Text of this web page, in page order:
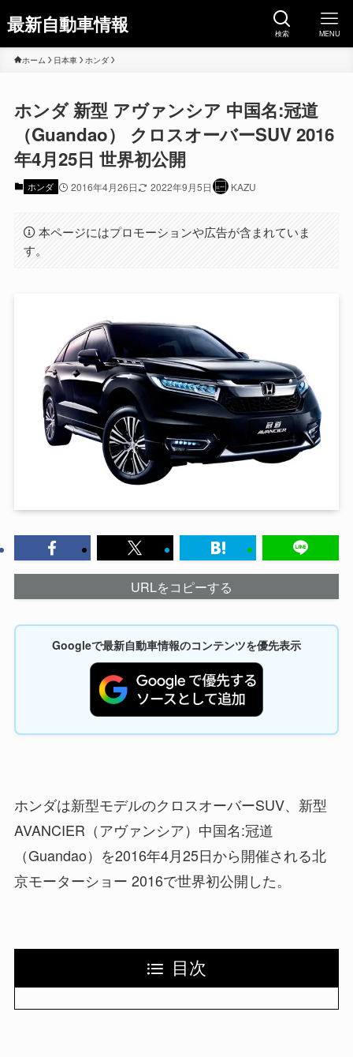
最新自動車情報 検索 MENU
ホーム 日本車 ホンダ
ホンダ 新型 アヴァンシア 中国名:冠道
（Guandao） クロスオーバーSUV 2016
年4月25日 世界初公開
ホンダ 2016年4月26日 2022年9月5日 KAZU
本ページにはプロモーションや広告が含まれていま
す。
URLをコピーする
Googleで最新自動車情報のコンテンツを優先表示
ホンダは新型モデルのクロスオーバーSUV、新型
AVANCIER（アヴァンシア）中国名:冠道
（Guandao）を2016年4月25日から開催される北
京モーターショー 2016で世界初公開した。
目次